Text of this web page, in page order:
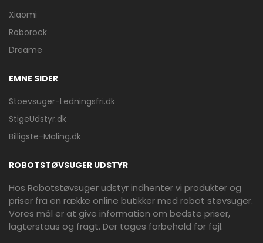
Xiaomi
Roborock
Dreame
EMNE SIDER
Stoevsuger-Ledningsfri.dk
StigeUdstyr.dk
Billigste-Maling.dk
ROBOTSTØVSUGER UDSTYR
Hos Robotstøvsuger udstyr indhenter vi produkter og
priser fra en række online butikker med robot støvsuger.
Vores mål er at give information om bedste priser,
lagterstaus og fragt. Der tages forbehold for fejl.